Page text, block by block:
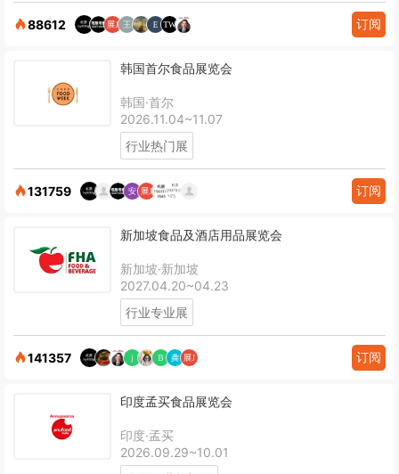
88612 订阅
韩国首尔食品展览会
韩国·首尔
2026.11.04~11.07
行业热门展
131759 订阅
新加坡食品及酒店用品展览会
新加坡·新加坡
2027.04.20~04.23
行业专业展
141357 订阅
印度孟买食品展览会
印度·孟买
2026.09.29~10.01